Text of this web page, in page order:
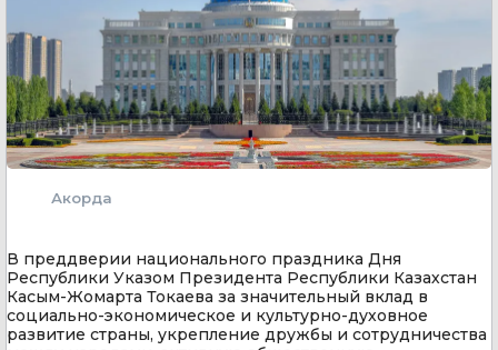
Акорда
В преддверии национального праздника Дня
Республики Указом Президента Республики Казахстан
Касым-Жомарта Токаева за значительный вклад в
социально-экономическое и культурно-духовное
развитие страны, укрепление дружбы и сотрудничества